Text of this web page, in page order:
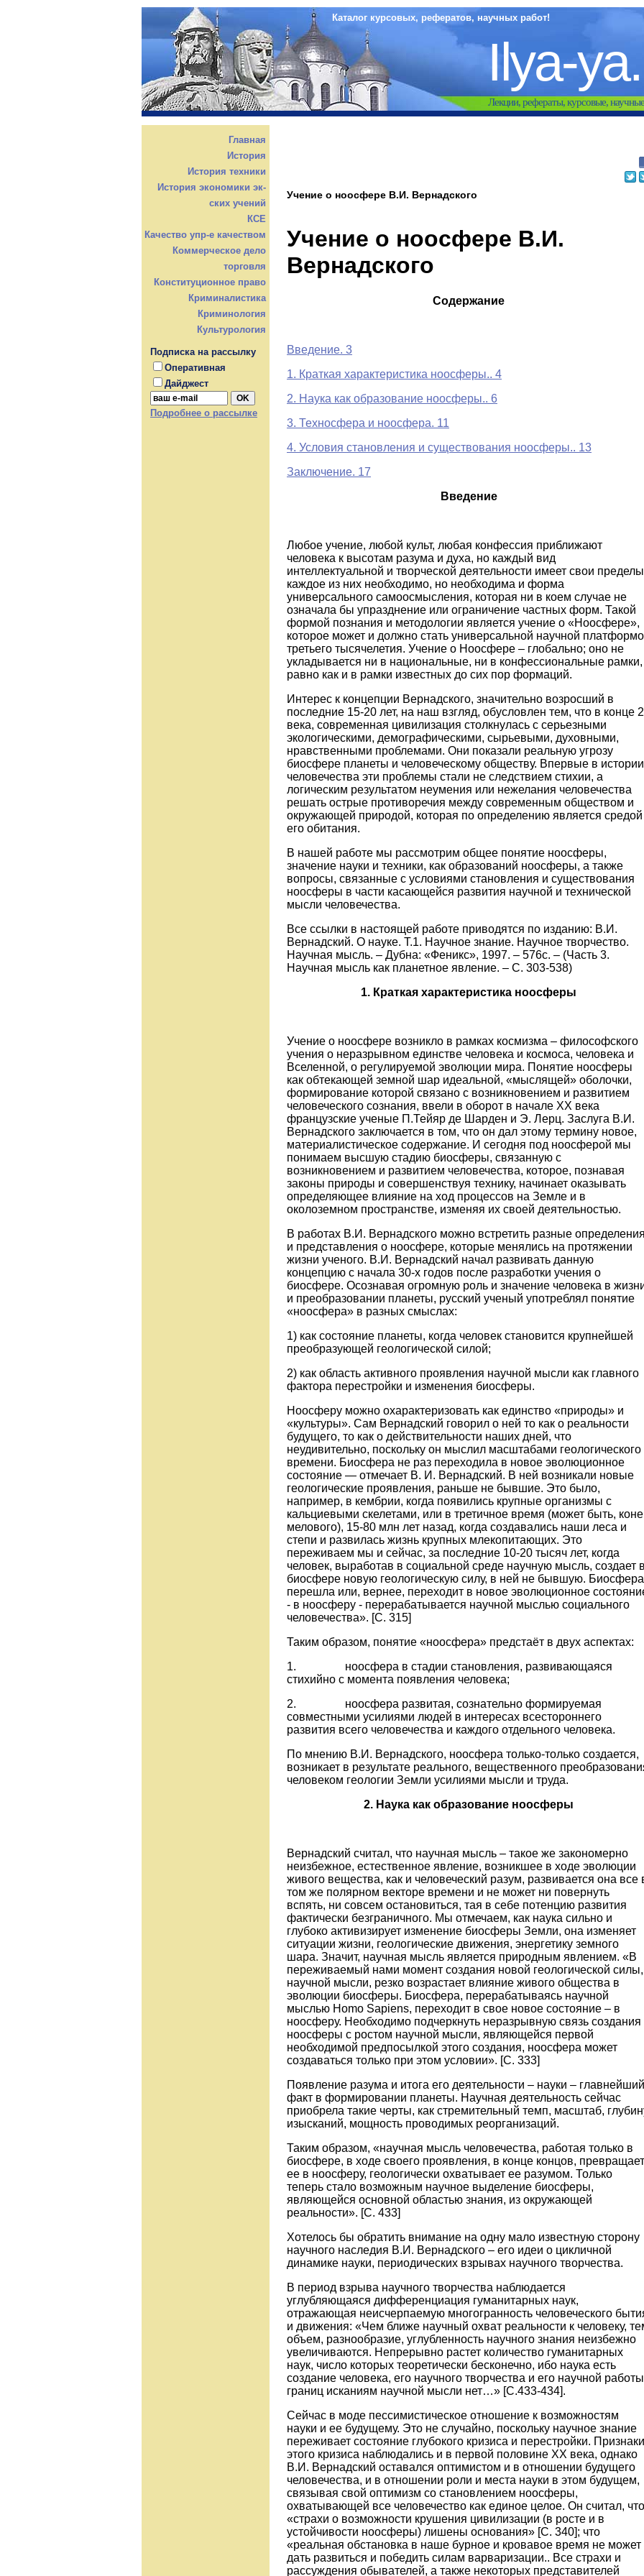
Каталог курсовых, рефератов, научных работ!
Ilya-
Лекции, рефераты, курсовые,
Главная
История
История техники
История экономики эк-
ских учений
КСЕ
Качество упр-е качеством
Коммерческое дело
торговля
Конституционное право
Криминалистика
Криминология
Культурология
Подписка на рассылку
Оперативная
Дайджест
Подробнее о рассылке
Учение о ноосфере В.И. Вернадского
Учение о ноосфере В.И.
Вернадского
Содержание
Введение. 3
1. Краткая характеристика ноосферы.. 4
2. Наука как образование ноосферы.. 6
3. Техносфера и ноосфера. 11
4. Условия становления и существования ноосферы.. 13
Заключение. 17
Введение
Любое учение, любой культ, любая конфессия приближают
человека к высотам разума и духа, но каждый вид
интеллектуальной и творческой деятельности имеет свои
каждое из них необходимо, но необходима и форма
универсального самоосмысления, которая ни в коем случае не
означала бы упразднение или ограничение частных форм. Такой
формой познания и методологии является учение о «Ноосфере»,
которое может и должно стать универсальной научной
третьего тысячелетия. Учение о Ноосфере – глобально; оно не
укладывается ни в национальные, ни в конфессиональные рамки,
равно как и в рамки известных до сих пор формаций.
Интерес к концепции Вернадского, значительно возросший в
последние 15-20 лет, на наш взгляд, обусловлен тем, что в конце
века, современная цивилизация столкнулась с серьезными
экологическими, демографическими, сырьевыми, духовными,
нравственными проблемами. Они показали реальную угрозу
биосфере планеты и человеческому обществу. Впервые в истории
человечества эти проблемы стали не следствием стихии, а
логическим результатом неумения или нежелания человечества
решать острые противоречия между современным обществом и
окружающей природой, которая по определению является средой
его обитания.
В нашей работе мы рассмотрим общее понятие ноосферы,
значение науки и техники, как образований ноосферы, а также
вопросы, связанные с условиями становления и существования
ноосферы в части касающейся развития научной и технической
мысли человечества.
Все ссылки в настоящей работе приводятся по изданию: В.И.
Вернадский. О науке. Т.1. Научное знание. Научное творчество.
Научная мысль. – Дубна: «Феникс», 1997. – 576с. – (Часть 3.
Научная мысль как планетное явление. – С. 303-538)
1. Краткая характеристика ноосферы
Учение о ноосфере возникло в рамках космизма – философского
учения о неразрывном единстве человека и космоса, человека и
Вселенной, о регулируемой эволюции мира. Понятие ноосферы
как обтекающей земной шар идеальной, «мыслящей» оболочки,
формирование которой связано с возникновением и развитием
человеческого сознания, ввели в оборот в начале ХХ века
французские ученые П.Тейяр де Шарден и Э. Лерц. Заслуга В.И.
Вернадского заключается в том, что он дал этому термину новое,
материалистическое содержание. И сегодня под ноосферой мы
понимаем высшую стадию биосферы, связанную с
возникновением и развитием человечества, которое, познавая
законы природы и совершенствуя технику, начинает оказывать
определяющее влияние на ход процессов на Земле и в
околоземном пространстве, изменяя их своей деятельностью.
В работах В.И. Вернадского можно встретить разные
и представления о ноосфере, которые менялись на протяжении
жизни ученого. В.И. Вернадский начал развивать данную
концепцию с начала 30-х годов после разработки учения о
биосфере. Осознавая огромную роль и значение человека в
и преобразовании планеты, русский ученый употреблял понятие
«ноосфера» в разных смыслах:
1) как состояние планеты, когда человек становится крупнейшей
преобразующей геологической силой;
2) как область активного проявления научной мысли как главного
фактора перестройки и изменения биосферы.
Ноосферу можно охарактеризовать как единство «природы» и
«культуры». Сам Вернадский говорил о ней то как о реальности
будущего, то как о действительности наших дней, что
неудивительно, поскольку он мыслил масштабами геологического
времени. Биосфера не раз переходила в новое эволюционное
состояние — отмечает В. И. Вернадский. В ней возникали новые
геологические проявления, раньше не бывшие. Это было,
например, в кембрии, когда появились крупные организмы с
кальциевыми скелетами, или в третичное время (может быть,
мелового), 15-80 млн лет назад, когда создавались наши леса и
степи и развилась жизнь крупных млекопитающих. Это
переживаем мы и сейчас, за последние 10-20 тысяч лет, когда
человек, выработав в социальной среде научную мысль, создает
биосфере новую геологическую силу, в ней не бывшую. Биосфера
перешла или, вернее, переходит в новое эволюционное
- в ноосферу - перерабатывается научной мыслью социального
человечества». [С. 315]
Таким образом, понятие «ноосфера» предстаёт в двух аспектах:
1. ноосфера в стадии становления, развивающаяся
стихийно с момента появления человека;
2. ноосфера развитая, сознательно формируемая
совместными усилиями людей в интересах всестороннего
развития всего человечества и каждого отдельного человека.
По мнению В.И. Вернадского, ноосфера только-только создается,
возникает в результате реального, вещественного
человеком геологии Земли усилиями мысли и труда.
2. Наука как образование ноосферы
Вернадский считал, что научная мысль – такое же закономерно
неизбежное, естественное явление, возникшее в ходе эволюции
живого вещества, как и человеческий разум, развивается она все
том же полярном векторе времени и не может ни повернуть
вспять, ни совсем остановиться, тая в себе потенцию развития
фактически безграничного. Мы отмечаем, как наука сильно и
глубоко активизирует изменение биосферы Земли, она изменяет
ситуации жизни, геологические движения, энергетику земного
шара. Значит, научная мысль является природным явлением. «В
переживаемый нами момент создания новой геологической силы,
научной мысли, резко возрастает влияние живого общества в
эволюции биосферы. Биосфера, перерабатываясь научной
мыслью Homo Sapiens, переходит в свое новое состояние – в
ноосферу. Необходимо подчеркнуть неразрывную связь создания
ноосферы с ростом научной мысли, являющейся первой
необходимой предпосылкой этого создания, ноосфера может
создаваться только при этом условии». [C. 333]
Появление разума и итога его деятельности – науки – главнейший
факт в формировании планеты. Научная деятельность сейчас
приобрела такие черты, как стремительный темп, масштаб,
изысканий, мощность проводимых реорганизаций.
Таким образом, «научная мысль человечества, работая только в
биосфере, в ходе своего проявления, в конце концов, превращает
ее в ноосферу, геологически охватывает ее разумом. Только
теперь стало возможным научное выделение биосферы,
являющейся основной областью знания, из окружающей
реальности». [С. 433]
Хотелось бы обратить внимание на одну мало известную сторону
научного наследия В.И. Вернадского – его идеи о цикличной
динамике науки, периодических взрывах научного творчества.
В период взрыва научного творчества наблюдается
углубляющаяся дифференциация гуманитарных наук,
отражающая неисчерпаемую многогранность человеческого
и движения: «Чем ближе научный охват реальности к человеку,
объем, разнообразие, углубленность научного знания неизбежно
увеличиваются. Непрерывно растет количество гуманитарных
наук, число которых теоретически бесконечно, ибо наука есть
создание человека, его научного творчества и его научной
границ исканиям научной мысли нет…» [С.433-434].
Сейчас в моде пессимистическое отношение к возможностям
науки и ее будущему. Это не случайно, поскольку научное знание
переживает состояние глубокого кризиса и перестройки. Признаки
этого кризиса наблюдались и в первой половине ХХ века, однако
В.И. Вернадский оставался оптимистом и в отношении будущего
человечества, и в отношении роли и места науки в этом будущем,
связывая свой оптимизм со становлением ноосферы,
охватывающей все человечество как единое целое. Он считал, что
«страхи о возможности крушения цивилизации (в росте и в
устойчивости ноосферы) лишены основания» [С. 340]; что
«реальная обстановка в наше бурное и кровавое время не может
дать развиться и победить силам варваризации.. Все страхи и
рассуждения обывателей, а также некоторых представителей